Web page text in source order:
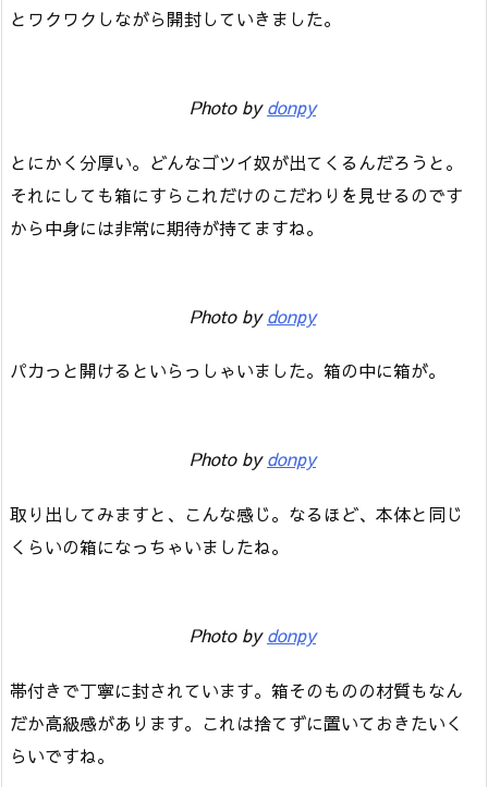
とワクワクしながら開封していきました。
Photo bydonpy
とにかく分厚い。どんなゴツイ奴が出てくるんだろうと。
それにしても箱にすらこれだけのこだわりを見せるのです
から中身には非常に期待が持てますね。
Photo bydonpy
パカっと開けるといらっしゃいました。箱の中に箱が。
Photo bydonpy
取り出してみますと、こんな感じ。なるほど、本体と同じ
くらいの箱になっちゃいましたね。
Photo bydonpy
帯付きで丁寧に封されています。箱そのものの材質もなん
だか高級感があります。これは捨てずに置いておきたいく
らいですね。